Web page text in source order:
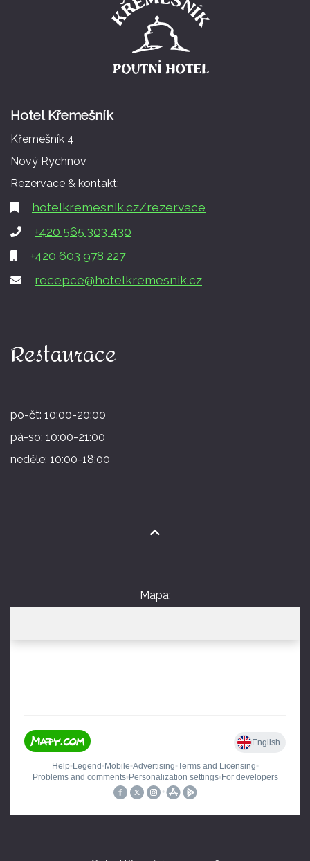
Hotel Křemešník
Křemešník 4
Nový Rychnov
Rezervace & kontakt:
hotelkremesnik.cz/rezervace
+420 565 303 430
+420 603 978 227
recepce@hotelkremesnik.cz
Restaurace
po-čt: 10:00-20:00
pá-so: 10:00-21:00
neděle: 10:00-18:00
Mapa: